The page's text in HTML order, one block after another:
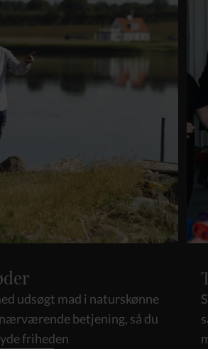
udsøgt mad i naturskønne
betjening, så du
friheden